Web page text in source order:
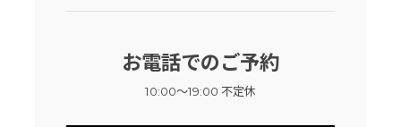
お電話でのご予約
10:00～19:00 不定休